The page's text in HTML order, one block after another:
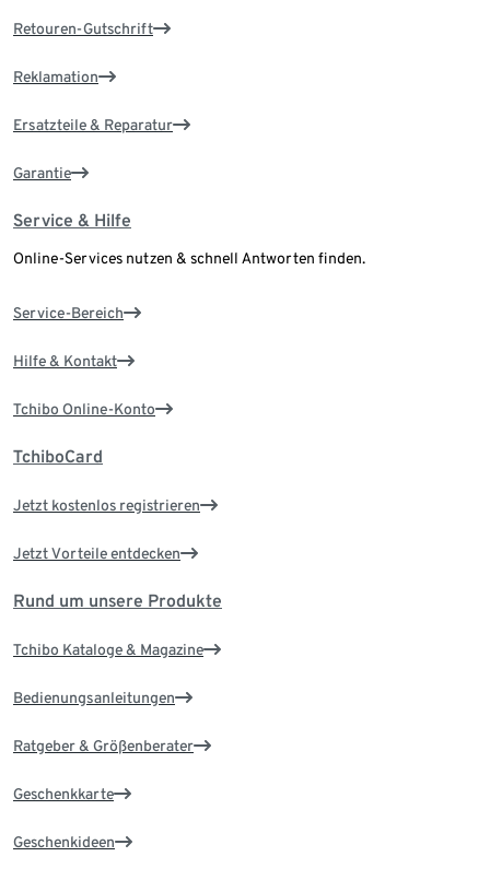
Retouren-Gutschrift
Reklamation
Ersatzteile & Reparatur
Garantie
Service & Hilfe
Online-Services nutzen & schnell Antworten finden.
Service-Bereich
Hilfe & Kontakt
Tchibo Online-Konto
TchiboCard
Jetzt kostenlos registrieren
Jetzt Vorteile entdecken
Rund um unsere Produkte
Tchibo Kataloge & Magazine
Bedienungsanleitungen
Ratgeber & Größenberater
Geschenkkarte
Geschenkideen